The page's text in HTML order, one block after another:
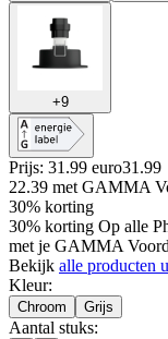
+9
Prijs: 31.99 euro31 .99
22.39 met GAMMA
30% korting
30% korting Op alle
met je GAMMA
Bekijk alle producten
Kleur:
Chroom Grijs
Aantal stuks: